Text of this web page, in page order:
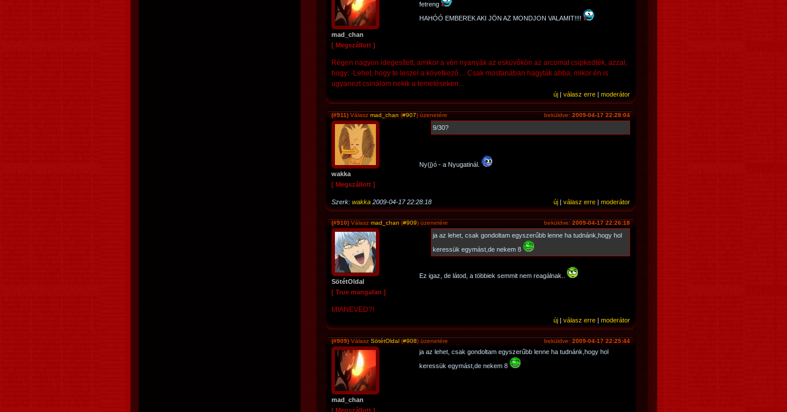
mad_chan
[ Megszállott ]
fetreng
HAHÓÓ EMBEREK AKI JÖN AZ MONDJON VALAMIT!!!!
Régen nagyon idegesített, amikor a vén nyanyák az esküvőkön az arcomat csipkedték, azzal,
hogy: -Lehet, hogy te leszel a következő.... Csak mostanában hagyták abba, mikor én is
ugyanezt csinálom nekik a temetéseken...
új | válasz erre | moderátor
beküldve: 2009-04-17 22:28:04
(#911) Válasz mad_chan (#907) üzenetére
wakka
[ Megszállott ]
9/30?
Ny(j)ó - a Nyugatinál.
új | válasz erre | moderátor
Szerk: wakka 2009-04-17 22:28:18
beküldve: 2009-04-17 22:26:18
(#910) Válasz mad_chan (#909) üzenetére
SötétOldal
[ True mangafan ]
ja az lehet, csak gondoltam egyszerűbb lenne ha tudnánk,hogy hol
keressük egymást,de nekem 8
Ez igaz, de látod, a többiek semmit nem reagálnak..
MIANEVED?!
új | válasz erre | moderátor
beküldve: 2009-04-17 22:25:44
(#909) Válasz SötétOldal (#908) üzenetére
mad_chan
[ Megszállott ]
ja az lehet, csak gondoltam egyszerűbb lenne ha tudnánk,hogy hol
keressük egymást,de nekem 8